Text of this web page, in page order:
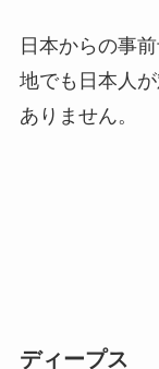
日本からの事
地でも日本人
ありません。
ディープス